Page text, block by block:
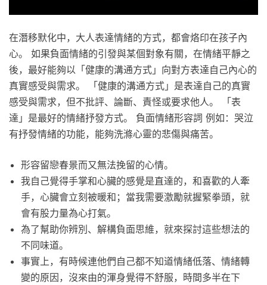
在潛移默化中，大人表達情緒的方式，都會烙印在孩子內
心。 如果負面情緒的引發與某個對象有關，在情緒平靜之
後，最好能夠以「健康的溝通方式」向對方表達自己內心的
真實感受與需求。 「健康的溝通方式」是表達自己的真實
感受與需求，但不批評、論斷、責怪或要求他人。 「表
達」是最好的情緒抒發方式。 負面情緒形容詞 例如：哭泣
有抒發情緒的功能，能夠洗滌心靈的悲傷與痛苦。
形容留戀春景而又無法挽留的心情。
我自己覺得手掌和心臟的感覺是直達的，和喜歡的人牽
手，心臟會立刻被暖和；當我需要激勵就握緊拳頭，就
會有股力量為心打氣。
為了幫助你辨別、解構負面思維，就來探討這些想法的
不同味道。
事實上，有時候連他們自己都不知道情緒低落、情緒轉
變的原因，沒來由的渾身覺得不舒服，時間多半在下